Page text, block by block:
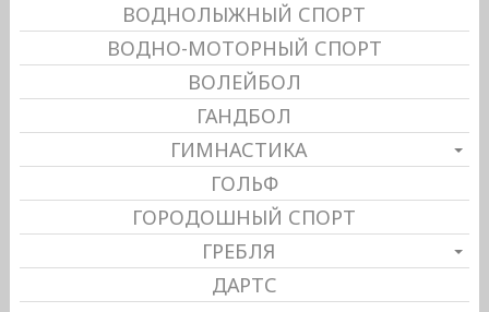
ВОДНОЛЫЖНЫЙ СПОРТ
ВОДНО-МОТОРНЫЙ СПОРТ
ВОЛЕЙБОЛ
ГАНДБОЛ
ГИМНАСТИКА
ГОЛЬФ
ГОРОДОШНЫЙ СПОРТ
ГРЕБЛЯ
ДАРТС